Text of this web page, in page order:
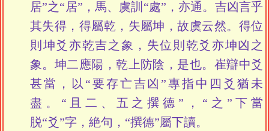
居”之“居”，馬、虞訓“處”，亦通。吉凶言乎
其失得，得屬乾，失屬坤，故虞云然。得位
則坤爻亦乾吉之象，失位則乾爻亦坤凶之
象。坤二應陽，乾上防陰，是也。崔辯中爻
甚當，以“要存亡吉凶”專指中四爻猶未
盡。“且二、五之撰德”，“之”下當
脱“爻”字，絶句，“撰德”屬下讀。